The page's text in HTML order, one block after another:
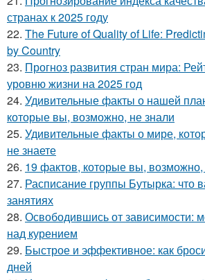
странах к 2025 году
22. The Future of Quality of Life:
by Country
23. Прогноз развития стран мира:
уровню жизни на 2025 год
24. Удивительные факты о нашей
которые вы, возможно, не знали
25. Удивительные факты о мире,
не знаете
26. 19 фактов, которые вы,
27. Расписание группы Бутырка: что
занятиях
28. Освободившись от зависимости:
над курением
29. Быстрое и эффективное: как
дней